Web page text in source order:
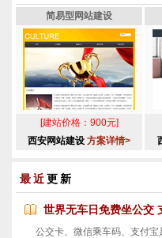
简易型网站建设
[建站价格：900元]
西安网站建设 方案详情>
最近更新
世界无车日免费坐公交
公交卡、微信乘车码、支付宝